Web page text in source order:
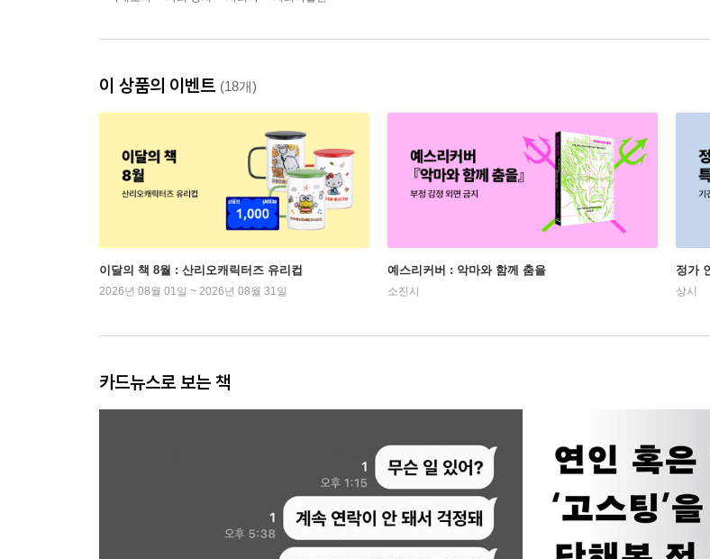
이 상품의 이벤트 (18개)
이달의 책 8월 : 산리오캐릭터즈 유리컵
2026년 08월 01일 ~ 2026년 08월 31일
예스리커버 : 악마와 함께 춤을
소진시
정가
상시
카드뉴스로 보는 책